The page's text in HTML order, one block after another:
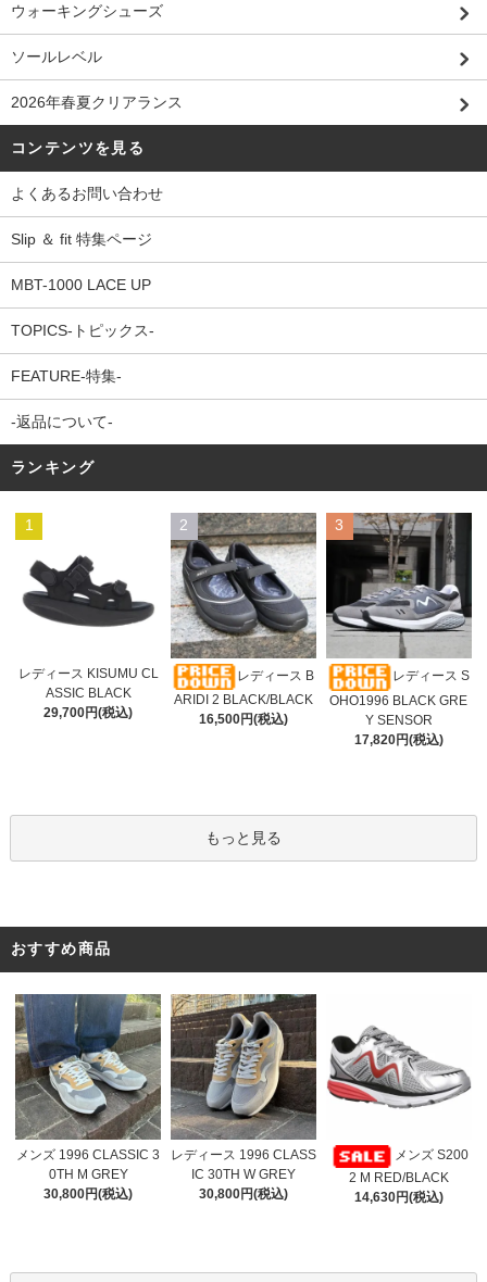
ウォーキングシューズ
ソールレベル
2026年春夏クリアランス
コンテンツを見る
よくあるお問い合わせ
Slip ＆ fit 特集ページ
MBT-1000 LACE UP
TOPICS-トピックス-
FEATURE-特集-
-返品について-
ランキング
1
レディース KISUMU CL
ASSIC BLACK
29,700円(税込)
2
レディース B
ARIDI 2 BLACK/BLACK
16,500円(税込)
3
レディース S
OHO1996 BLACK GRE
Y SENSOR
17,820円(税込)
もっと見る
おすすめ商品
メンズ 1996 CLASSIC 3
0TH M GREY
30,800円(税込)
レディース 1996 CLASS
IC 30TH W GREY
30,800円(税込)
メンズ S200
2 M RED/BLACK
14,630円(税込)